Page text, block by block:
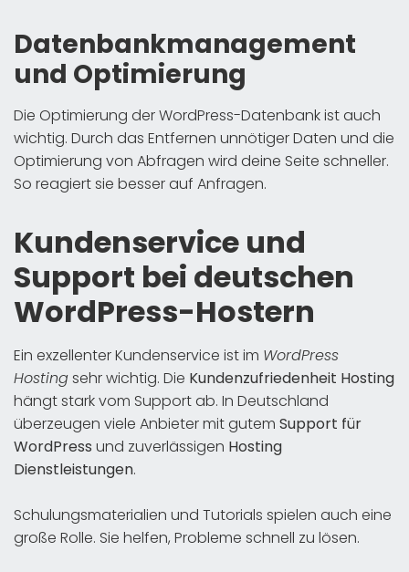
Datenbankmanagement
und Optimierung
Die Optimierung der WordPress-Datenbank ist auch
wichtig. Durch das Entfernen unnötiger Daten und die
Optimierung von Abfragen wird deine Seite schneller.
So reagiert sie besser auf Anfragen.
Kundenservice und
Support bei deutschen
WordPress-Hostern
Ein exzellenter Kundenservice ist im WordPress
Hostingsehr wichtig. Die Kundenzufriedenheit Hosting
hängt stark vom Support ab. In Deutschland
überzeugen viele Anbieter mit gutem Support für
WordPress und zuverlässigen Hosting
Dienstleistungen.
Schulungsmaterialien und Tutorials spielen auch eine
große Rolle. Sie helfen, Probleme schnell zu lösen.